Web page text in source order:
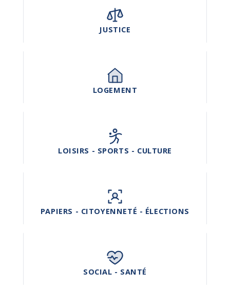
JUSTICE
LOGEMENT
LOISIRS - SPORTS - CULTURE
PAPIERS - CITOYENNETÉ - ÉLECTIONS
SOCIAL - SANTÉ